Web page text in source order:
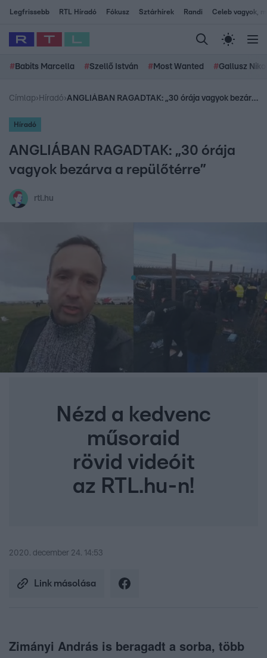
Legfrissebb RTL Híradó Fókusz Sztárhírek Randi Celeb vagyok,
# Babits Marcella #Szellő István # Most Wanted #Gallusz
Címlap› Híradó› ANGLIÁBAN RAGADTAK: „30 órája vagyok bezárva a repülőtérre”
Híradó
ANGLIÁBAN RAGADTAK: „30 órája
vagyok bezárva a repülőtérre”
rtl.hu
Nézd a kedvenc
műsoraid
rövid videóit
az RTL.hu-n!
2020. december 24. 14:53
Link másolása
Zimányi András is beragadt a sorba, több